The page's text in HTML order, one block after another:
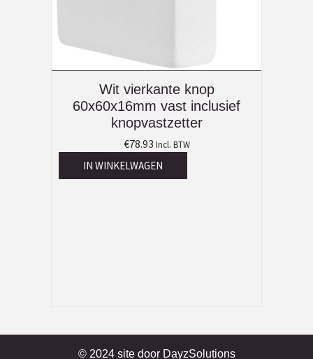
Wit vierkante knop
60x60x16mm vast inclusief
knopvastzetter
€78.93 Incl. BTW
IN WINKELWAGEN
© 2024 site door DayzSolutions